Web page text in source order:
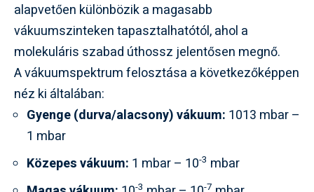
alapvetően különbözik a magasabb
vákuumszinteken tapasztalhatótól, ahol a
molekuláris szabad úthossz jelentősen megnő.
A vákuumspektrum felosztása a következőképpen
néz ki általában:
Gyenge (durva/alacsony) vákuum: 1013 mbar –
1 mbar
Közepes vákuum: 1 mbar – 10-3 mbar
-3 -7